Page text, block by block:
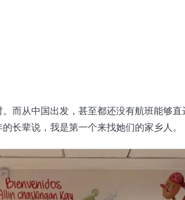
而从中国出发，甚至都还没有航班能够
长辈说，我是第一个来找她们的家乡人。